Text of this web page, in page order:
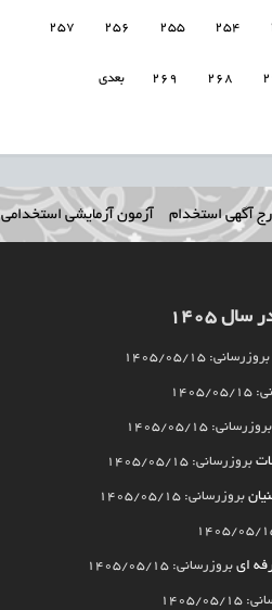
254
255
256
257
268
269 بعدی
آگهی استخدام آزمون آزمایشی استخدامی
1405
بروزرسانی: 1405/05/15
05/15
بروزرسانی: 1405/05/15
بروزرسانی: 1405/05/15
بروزرسانی: 1405/05/15
ای بروزرسانی: 1405/05/15
05/15